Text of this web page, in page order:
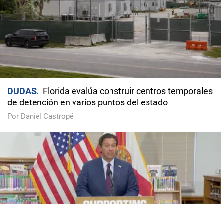
DUDAS
Florida evalúa construir centros temporales
de detención en varios puntos del estado
Por Daniel Castropé